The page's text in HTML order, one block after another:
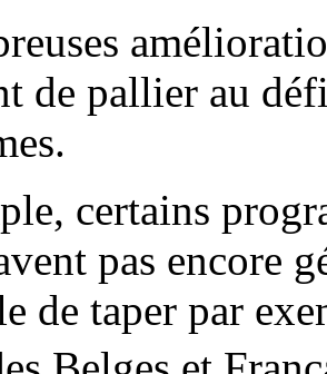
de pallier au
certains
pas encore
de taper par